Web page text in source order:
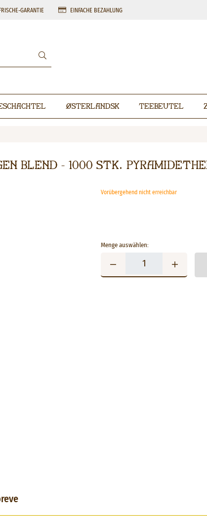
FRISCHE-GARANTIE EINFACHE BEZAHLUNG
Østerlandsk Teebeutel
Blend - 1000 stk.
Vorübergehend nicht erreichbar
Menge auswählen: